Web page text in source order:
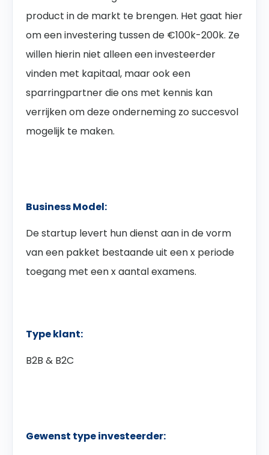
product in de markt te brengen. Het gaat hier
om een investering tussen de €100k-200k. Ze
willen hierin niet alleen een investeerder
vinden met kapitaal, maar ook een
sparringpartner die ons met kennis kan
verrijken om deze onderneming zo succesvol
mogelijk te maken.
Business Model:
De startup levert hun dienst aan in de vorm
van een pakket bestaande uit een x periode
toegang met een x aantal examens.
Type klant:
B2B & B2C
Gewenst type investeerder: